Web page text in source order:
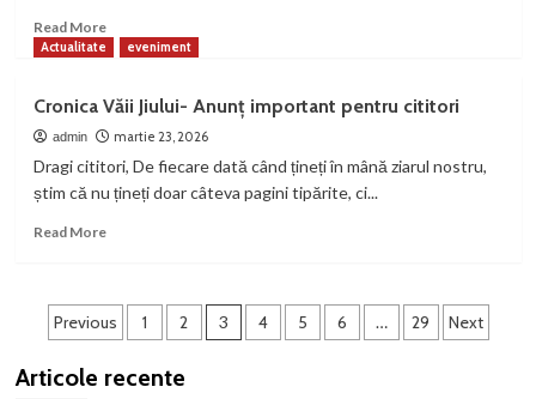
Read MoreRead
more
puternic
la
un
depozit
de
deșeuri
Actualitate eveniment
Cronica Văii Jiului- Anunț important pentru cititori
admin martie 23, 2026
Dragi cititori, De fiecare dată când țineți în mână ziarul nostru,
știm că nu țineți doar câteva pagini tipărite, ci...
Read MoreRead
Văii
Jiului-
important
Paginație
articole
Previous 1 2 3 4 5 6 … 29 Next
Articole recente